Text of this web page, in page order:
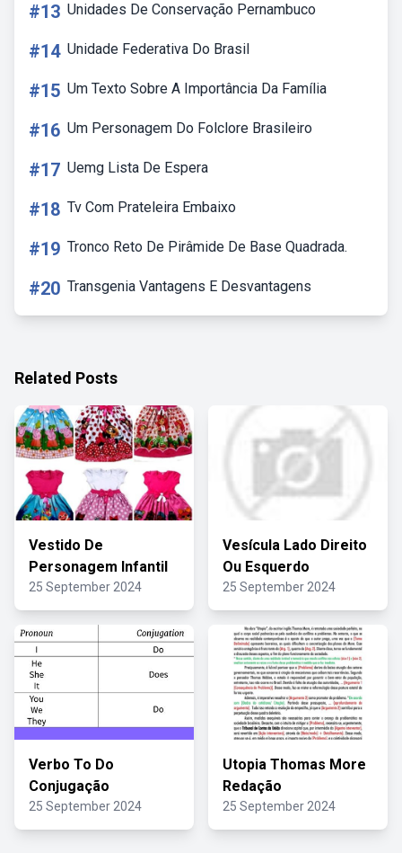
#13 Unidades De Conservação Pernambuco
#14 Unidade Federativa Do Brasil
#15 Um Texto Sobre A Importância Da Família
#16 Um Personagem Do Folclore Brasileiro
#17 Uemg Lista De Espera
#18 Tv Com Prateleira Embaixo
#19 Tronco Reto De Pirâmide De Base Quadrada.
#20 Transgenia Vantagens E Desvantagens
Related Posts
Vestido De
Personagem Infantil
25 September 2024
Vesícula Lado Direito
Ou Esquerdo
25 September 2024
Verbo To Do
Conjugação
25 September 2024
Utopia Thomas More
Redação
25 September 2024